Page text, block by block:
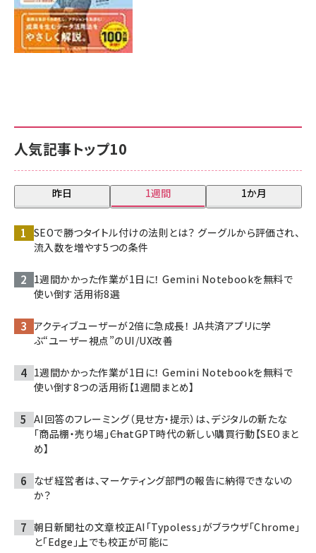
人気記事トップ10
昨日 1週間 1か月
SEOで勝つタイトル付けの法則とは？ グーグルから評価され、
流入数を増やす5つの条件
1週間かかった作業が1日に！ Gemini Notebookを無料で
使い倒す活用術8選
アクティブユーザーが2倍に急成長！ JA共済アプリに学
ぶ“ユーザー視点”のUI/UX改善
1週間かかった作業が1日に！ Gemini Notebookを無料で
使い倒す8つの活用術【1週間まとめ】
AI回答のフレーミング（見せ方・提示）は、デジタルの新たな
「商品棚・売り場」――ChatGPT時代の新しい購買行動【SEOまと
め】
なぜ経営者は、マーケティング部門の報告に納得できないの
か？
朝日新聞社の文章校正AI「Typoless」がブラウザ「Chrome」
と「Edge」上でも校正が可能に